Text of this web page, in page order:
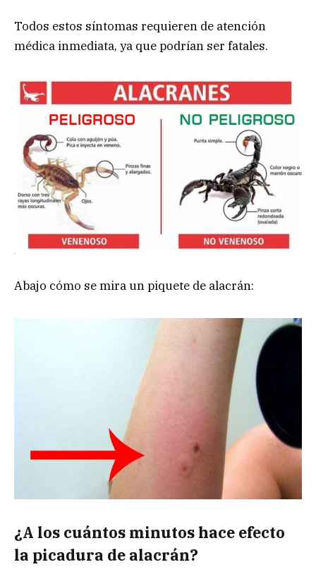
Todos estos síntomas requieren de atención
médica inmediata, ya que podrían ser fatales.
Abajo cómo se mira un piquete de alacrán:
¿A los cuántos minutos hace efecto
la picadura de alacrán?